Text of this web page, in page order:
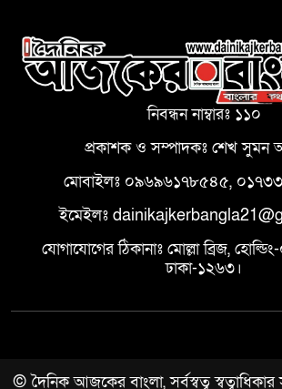
নিবন্ধন নাম্বারঃ ১১০
প্রকাশক ও সম্পাদকঃ শেখ সুমন
মোবাইলঃ ০৯৬৯৬১৭৮৫৪৫,
ইমেইলঃ
যোগাযোগের ঠিকানাঃ মোল্লা ব্রিজ, হোল্ডিং-
ঢাকা-১২৬৩।
© দৈনিক আজকের বাংলা, সর্বস্বত্ব